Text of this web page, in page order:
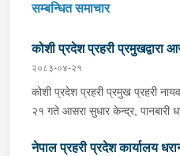
सम्बन्धित समाचार
कोशी प्रदेश प्रहरी प्रमुखद्वारा
धरानको निरीक्षण
२०८३-०४-२१
कोशी प्रदेश प्रहरी प्रमुख प्रहरी
२१ गते आसरा सुधार केन्द्र, पानबारी
निर्देशनको क्रममा वँहाले मानवीय,
नेपाल प्रहरी प्रदेश कार्यालय